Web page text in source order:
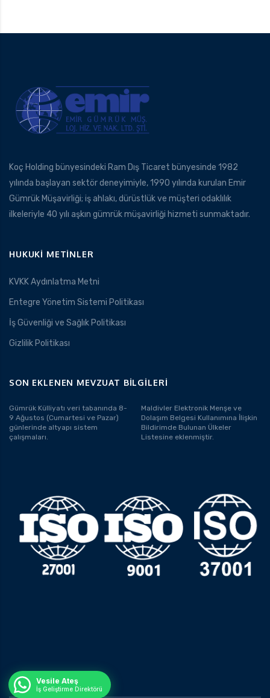
Koç Holding bünyesindeki Ram Dış Ticaret bünyesinde 1982
yılında başlayan sektör deneyimiyle, 1990 yılında kurulan Emir
Gümrük Müşavirliği; iş ahlakı, dürüstlük ve müşteri odaklılık
ilkeleriyle 40 yılı aşkın gümrük müşavirliği hizmeti sunmaktadır.
HUKUKI METINLER
KVKK Aydınlatma Metni
Entegre Yönetim Sistemi Politikası
İş Güvenliği ve Sağlık Politikası
Gizlilik Politikası
SON EKLENEN MEVZUAT BILGILERI
Gümrük Külliyatı veri tabanında 8-
9 Ağustos (Cumartesi ve Pazar)
günlerinde altyapı sistem
çalışmaları.
Maldivler Elektronik Menşe ve
Dolaşım Belgesi Kullanımına İlişkin
Bildirimde Bulunan Ülkeler
Listesine eklenmiştir.
Vesile Ateş
İş Geliştirme Direktörü